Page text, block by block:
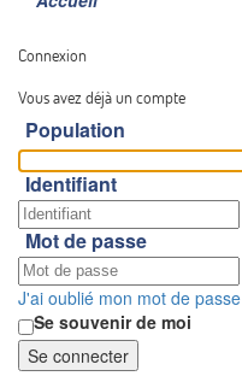
Connexion
Vous avez déjà un compte
Population
Identifiant
Mot de passe
J'ai oublié mon mot de passe
Se souvenir de moi
Se connecter